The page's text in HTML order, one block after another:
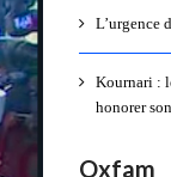
L’urgence
Kournari :
honorer
Oxfam